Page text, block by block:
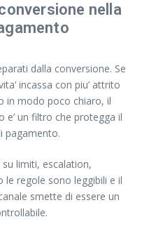
nella
dalla conversione. Se
incassa con piu’ attrito
in modo poco chiaro, il
e’ un filtro che protegga il
pagamento.
limiti, escalation,
le regole sono leggibili e il
smette di essere un